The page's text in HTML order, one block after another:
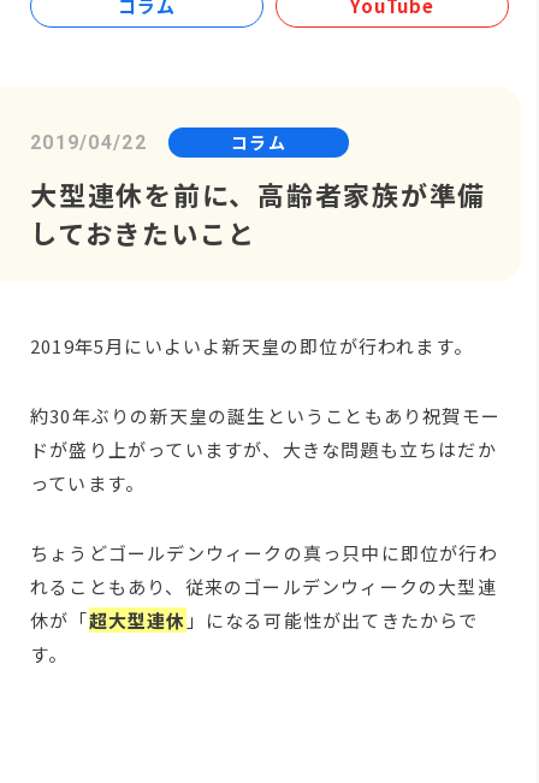
コラム YouTube
2019/04/22 コラム
大型連休を前に、高齢者家族が準備
しておきたいこと
2019年5月にいよいよ新天皇の即位が行われます。
約30年ぶりの新天皇の誕生ということもあり祝賀モー
ドが盛り上がっていますが、大きな問題も立ちはだか
っています。
ちょうどゴールデンウィークの真っ只中に即位が行わ
れることもあり、従来のゴールデンウィークの大型連
休が「超大型連休 」になる可能性が出てきたからで
す。